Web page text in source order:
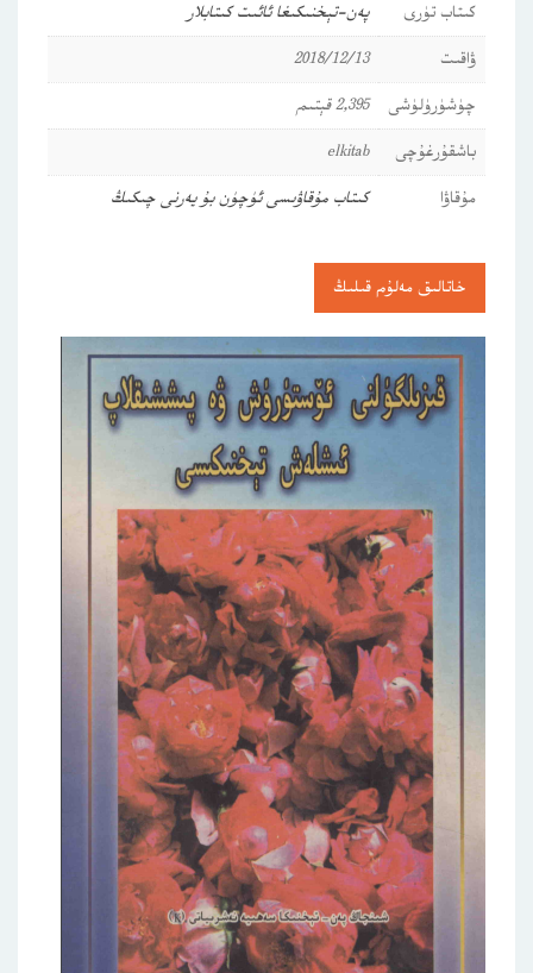
كىتاب تۈرى
پەن-تېخنىكىغا ئائىت كىتابلار
ۋاقىت
2018/12/13
چۈشۈرۈلۈشى
2,395 قېتىم
باشقۇرغۇچى
elkitab
مۇقاۋا
كىتاب مۇقاۋىسى ئۈچۈن بۇ يەرنى چىكىڭ
خاتالىق مەلۇم قىلىڭ